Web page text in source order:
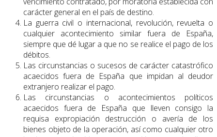
carácter general en el país de destino.
La guerra civil o internacional, revolución, revuelta o
cualquier acontecimiento similar fuera de España,
siempre que dé lugar a que no se realice el pago de los
débitos.
Las circunstancias o sucesos de carácter catastrófico
acaecidos fuera de España que impidan al deudor
extranjero realizar el pago.
Las circunstancias o acontecimientos políticos
acaecidos fuera de España que lleven consigo la
requisa expropiación destrucción o avería de los
bienes objeto de la operación, así como cualquier otro